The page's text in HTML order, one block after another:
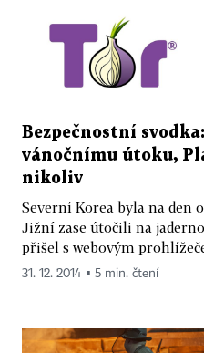
Bezpečnostní
vánočnímu útoku,
nikoliv
Severní Korea byla na den
Jižní zase útočili na
přišel s webovým
31. 12. 2014 ▪ 5 min. čtení